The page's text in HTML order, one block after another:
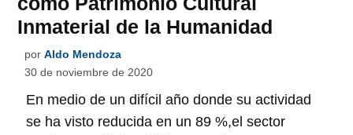
Inmaterial de la Humanidad
por Aldo Mendoza
30 de noviembre de 2020
En medio de un difícil año donde su actividad
se ha visto reducida en un 89 %,el sector